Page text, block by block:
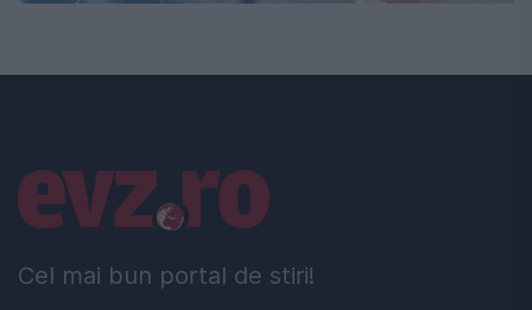
Cel mai bun portal de stiri!
Linkuri utile